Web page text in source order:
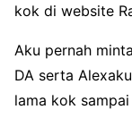
kok di website
Aku pernah
DA serta
lama kok